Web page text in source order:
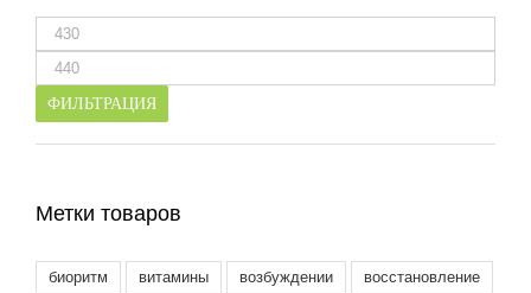
Минимальная
цена
Максимальная
цена
ФИЛЬТРАЦИЯ
Метки товаров
биоритм витамины возбуждении восстановление